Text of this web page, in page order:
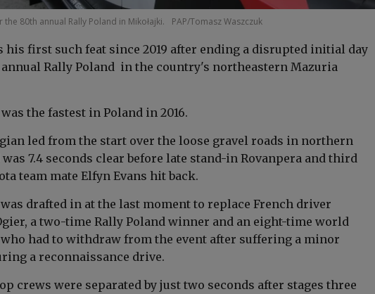
80th annual Rally Poland in Mikołajki. PAP/Tomasz Waszczuk
his first such feat since 2019 after ending a disrupted initial day
Rally Poland in the country's northeastern Mazuria
the fastest in Poland in 2016.
led from the start over the loose gravel roads in northern
7.4 seconds clear before late stand-in Rovanpera and third
team mate Elfyn Evans hit back.
drafted in at the last moment to replace French driver
a two-time Rally Poland winner and an eight-time world
had to withdraw from the event after suffering a minor
a reconnaissance drive.
crews were separated by just two seconds after stages three